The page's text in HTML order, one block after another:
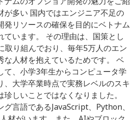
が多い 国内ではエンジニア不足の
発リソースの確保を目的にベトナム
います。 その理由は、国策とし
取り組んでおり、毎年5万人のエン
な人材を抱えているためです。 ベ
て、小学3年生からコンピュータ学
、大学卒業時点で実務レベルのスキ
しいことではなくなりました。
言語であるJavaScript、Python、